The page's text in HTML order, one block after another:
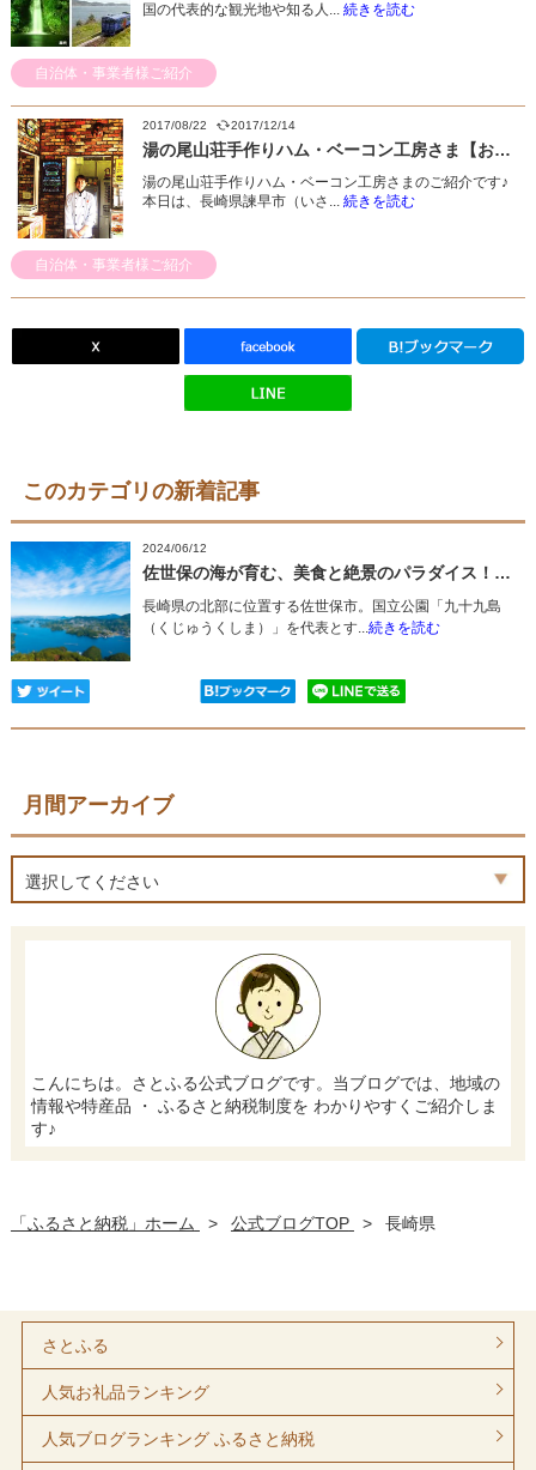
国の代表的な観光地や知る人... 続きを読む
自治体・事業者様ご紹介
2017/08/22 2017/12/14
湯の尾山荘手作りハム・ベーコン工房さま【お礼品事業者さまのご紹介】
湯の尾山荘手作りハム・ベーコン工房さまのご紹介です♪
本日は、長崎県諫早市（いさ... 続きを読む
自治体・事業者様ご紹介
このカテゴリの新着記事
2024/06/12
佐世保の海が育む、美食と絶景のパラダイス！／長崎県佐世保市
長崎県の北部に位置する佐世保市。国立公園「九十九島
（くじゅうくしま）」を代表とす...続きを読む
月間アーカイブ
選択してください
こんにちは。さとふる公式ブログです。当ブログでは、地域の
情報や特産品 ・ ふるさと納税制度を わかりやすくご紹介しま
す♪
「ふるさと納税」ホーム > 公式ブログTOP > 長崎県
さとふる
人気お礼品ランキング
人気ブログランキング ふるさと納税